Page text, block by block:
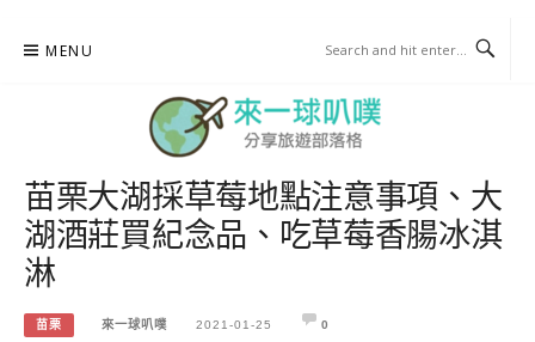
MENU
來一球叭噗
分享日本自助部落格
苗栗大湖採草莓地點注意事項、大
湖酒莊買紀念品、吃草莓香腸冰淇
淋
苗栗 來一球叭噗 2021-01-25 0